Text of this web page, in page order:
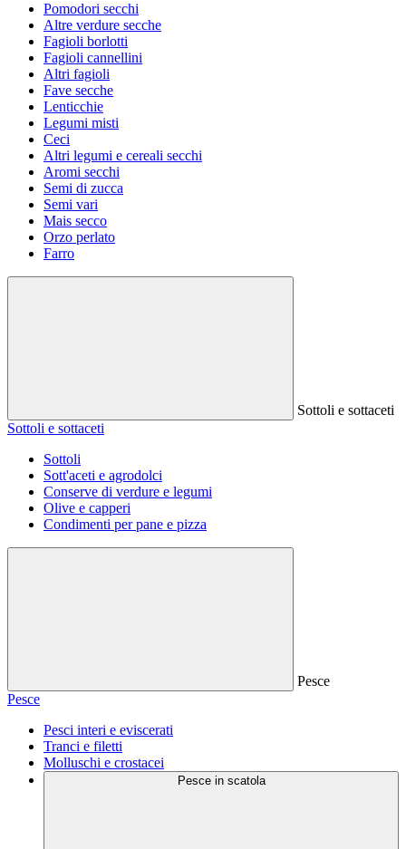
Pomodori secchi
Altre verdure secche
Fagioli borlotti
Fagioli cannellini
Altri fagioli
Fave secche
Lenticchie
Legumi misti
Ceci
Altri legumi e cereali secchi
Aromi secchi
Semi di zucca
Semi vari
Mais secco
Orzo perlato
Farro
Sottoli e sottaceti
Sottoli e sottaceti
Sottoli
Sott'aceti e agrodolci
Conserve di verdure e legumi
Olive e capperi
Condimenti per pane e pizza
Pesce
Pesce
Pesci interi e eviscerati
Tranci e filetti
Molluschi e crostacei
Pesce in scatola